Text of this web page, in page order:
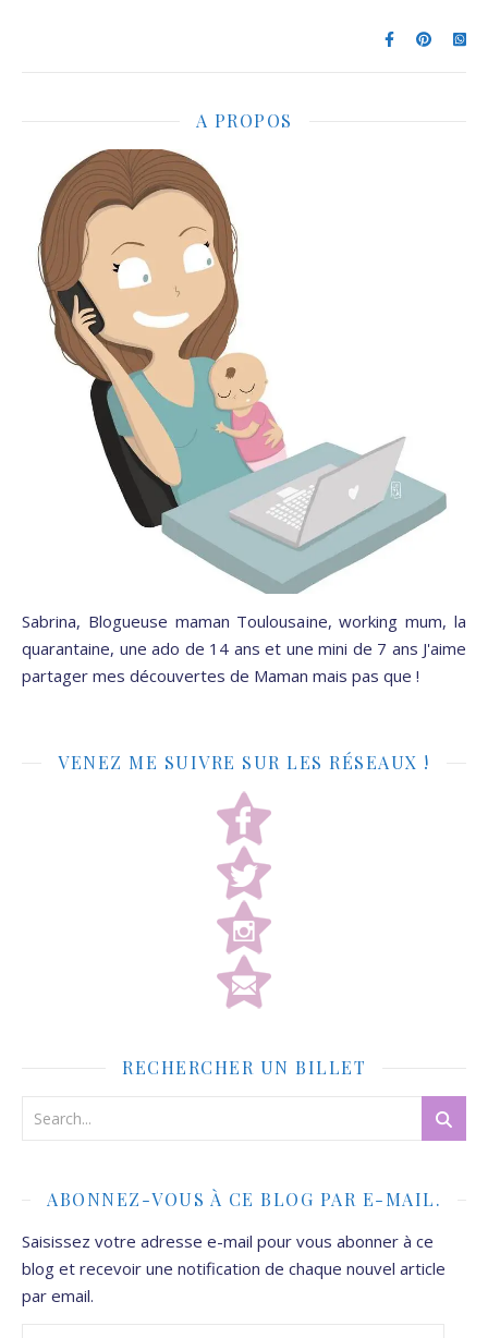
A PROPOS
Sabrina, Blogueuse maman Toulousaine, working mum, la
quarantaine, une ado de 14 ans et une mini de 7 ans J'aime
partager mes découvertes de Maman mais pas que !
VENEZ ME SUIVRE SUR LES RÉSEAUX !
RECHERCHER UN BILLET
ABONNEZ-VOUS À CE BLOG PAR E-MAIL.
Saisissez votre adresse e-mail pour vous abonner à ce
blog et recevoir une notification de chaque nouvel article
par email.